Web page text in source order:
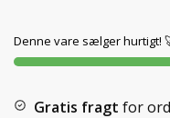
Denne vare sælger hurtigt!
Gratis fragt for